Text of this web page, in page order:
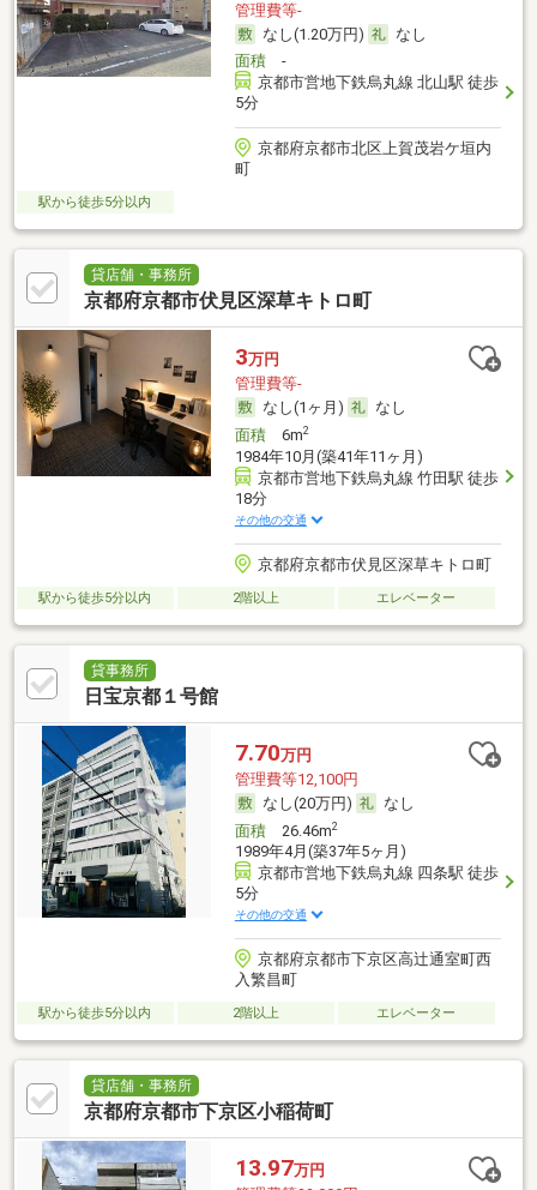
管理費等-
なし(1.20万円)
なし
面積-
京都市営地下鉄烏丸線 北山駅 徒歩
5分
京都府京都市北区上賀茂岩ケ垣内
町
駅から徒歩5分以内
貸店舗・事務所
京都府京都市伏見区深草キトロ町
3万円
管理費等-
なし(1ヶ月)
なし
面積6m2
1984年10月(築41年11ヶ月)
京都市営地下鉄烏丸線 竹田駅 徒歩
18分
その他の交通
京都府京都市伏見区深草キトロ町
駅から徒歩5分以内 2階以上 エレベーター
貸事務所
日宝京都１号館
7.70万円
管理費等12,100円
なし(20万円)
なし
面積26.46m2
1989年4月(築37年5ヶ月)
京都市営地下鉄烏丸線 四条駅 徒歩
5分
その他の交通
京都府京都市下京区高辻通室町西
入繁昌町
駅から徒歩5分以内 2階以上 エレベーター
貸店舗・事務所
京都府京都市下京区小稲荷町
13.97万円